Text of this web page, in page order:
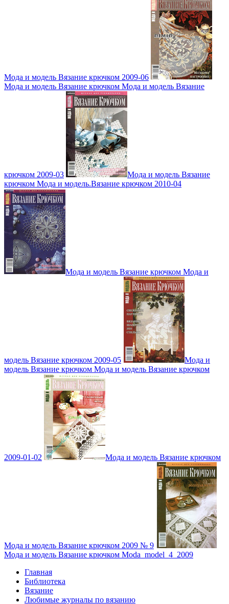
Мода и модель Вязание крючком 2009-06
Мода и модель Вязание крючком Мода и модель Вязание
крючком 2009-03
Мода и модель Вязание
крючком Мода и модель.Вязание крючком 2010-04
Мода и модель Вязание крючком Мода и
модель Вязание крючком 2009-05
Мода и
модель Вязание крючком Мода и модель Вязание крючком
2009-01-02 Мода и модель Вязание крючком
Мода и модель Вязание крючком 2009 № 9
Мода и модель Вязание крючком Moda_model_4_2009
Главная
Библиотека
Вязание
Любимые журналы по вязанию